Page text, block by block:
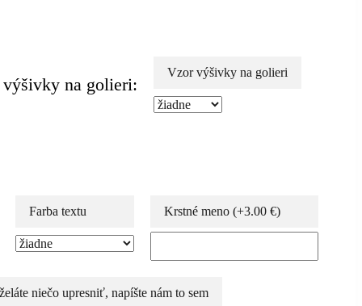
na golieri:
Vzor výšivky na golieri
Farba textu Krstné meno (+3.00 €)
niečo upresniť, napíšte nám to sem